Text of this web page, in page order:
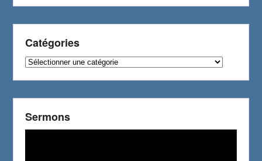
Catégories
Catégories
Sermons